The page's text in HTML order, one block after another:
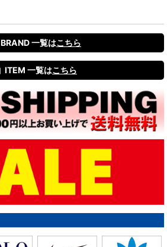
絞り込む
BRAND 一覧はこちら
ITEM 一覧はこちら